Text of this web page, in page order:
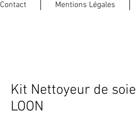
Contact Mentions Légales
Kit Nettoyeur de soie
LOON